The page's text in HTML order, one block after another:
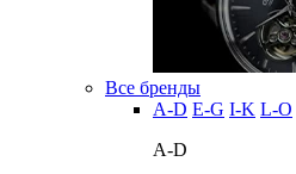
Все бренды
A-D E-G I-K L-O
A-D